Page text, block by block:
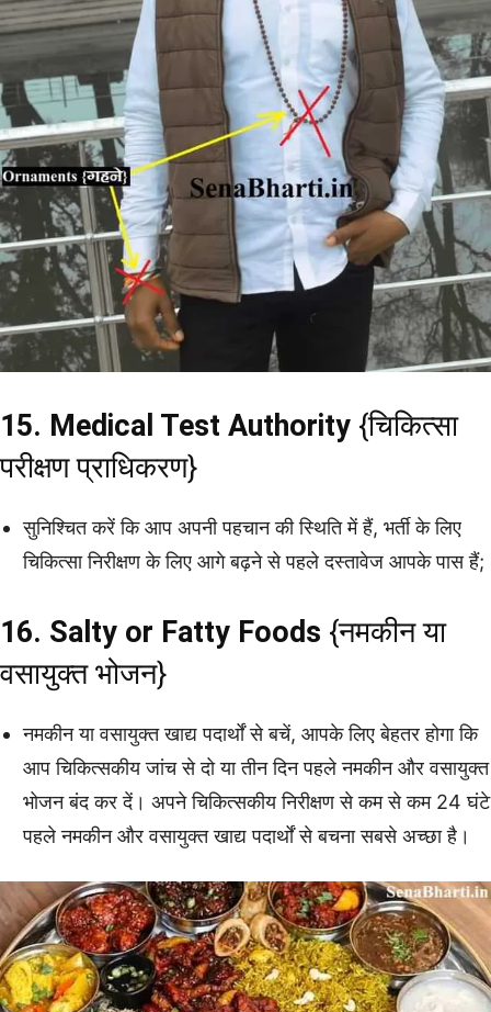
15. Medical Test Authority {चिकित्सा
परीक्षण प्राधिकरण}
सुनिश्चित करें कि आप अपनी पहचान की स्थिति में हैं, भर्ती के लिए
चिकित्सा निरीक्षण के लिए आगे बढ़ने से पहले दस्तावेज आपके पास हैं;
16. Salty or Fatty Foods {नमकीन या
वसायुक्त भोजन}
नमकीन या वसायुक्त खाद्य पदार्थों से बचें, आपके लिए बेहतर होगा कि
आप चिकित्सकीय जांच से दो या तीन दिन पहले नमकीन और वसायुक्त
भोजन बंद कर दें। अपने चिकित्सकीय निरीक्षण से कम से कम 24 घंटे
पहले नमकीन और वसायुक्त खाद्य पदार्थों से बचना सबसे अच्छा है।